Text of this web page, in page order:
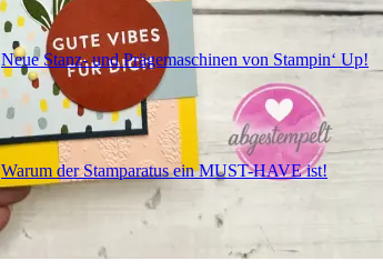
Neue Stanz- und Prägemaschinen von Stampin‘ Up!
Warum der Stamparatus ein MUST-HAVE ist!